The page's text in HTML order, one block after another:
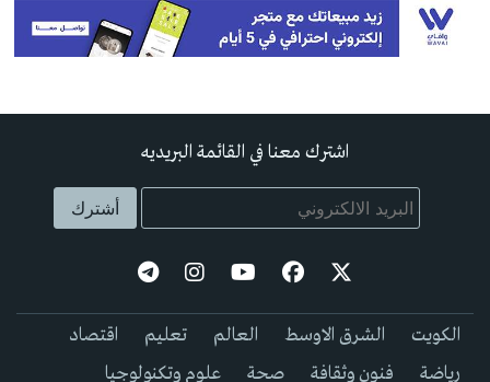
اشترك معنا في القائمة البريديه
الكويت الشرق الاوسط العالم تعليم
اقتصاد
رياضة
فنون وثقافة صحة علوم وتكنولوجيا